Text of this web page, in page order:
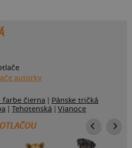
autorky
farbe čierna
Pánske tričká
|Tehotenská |Vianoce